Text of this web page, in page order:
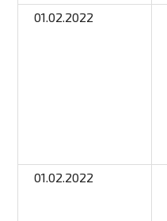
01.02.2022
01.02.2022